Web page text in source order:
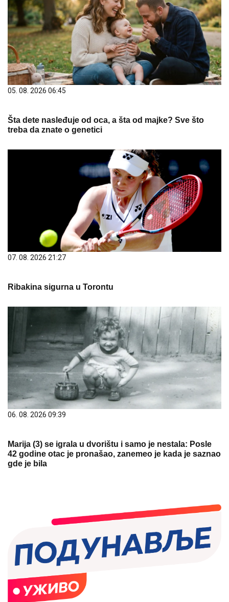
05. 08. 2026 06:45
Šta dete nasleđuje od oca, a šta od majke? Sve što
treba da znate o genetici
07. 08. 2026 21:27
Ribakina sigurna u Torontu
06. 08. 2026 09:39
Marija (3) se igrala u dvorištu i samo je nestala: Posle
42 godine otac je pronašao, zanemeo je kada je saznao
gde je bila